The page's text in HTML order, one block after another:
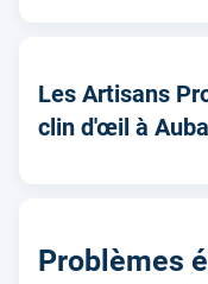
Les Artisans
clin d'œil à
Problèmes